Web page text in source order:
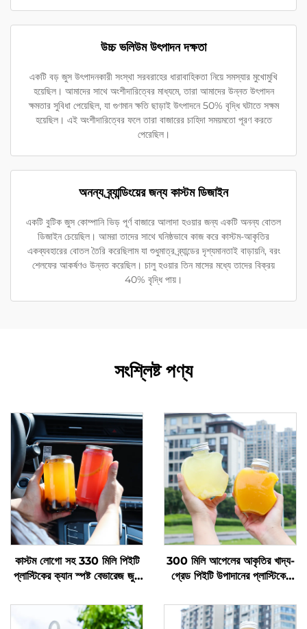
উচ্চ ভলিউম উৎপাদন দক্ষতা
একটি বড় জুস উৎপাদনকারী সংস্থা সরবরাহের ধারাবাহিকতা নিয়ে সমস্যার মুখোমুখি
হয়েছিল। আমাদের সাথে অংশীদারিত্বের মাধ্যমে, তারা আমাদের উন্নত উৎপাদন
ক্ষমতার সুবিধা পেয়েছিল, যা গুণমান ক্ষতি ছাড়াই উৎপাদনে 50% বৃদ্ধি ঘটাতে সক্ষম
হয়েছিল। এই অংশীদারিত্বের ফলে তারা বাজারের চাহিদা সময়মতো পূরণ করতে
পেরেছিল।
অনন্য ব্র্যান্ডিংয়ের জন্য কাস্টম ডিজাইন
একটি বুটিক জুস কোম্পানি ভিড় পূর্ণ বাজারে আলাদা হওয়ার জন্য একটি অনন্য বোতল
ডিজাইন চেয়েছিল। আমরা তাদের সাথে ঘনিষ্ঠভাবে কাজ করে কাস্টম-আকৃতির
একব্যবহারের বোতল তৈরি করেছিলাম যা শুধুমাত্র ব্র্যান্ডের দৃশ্যমানতাই বাড়ায়নি, বরং
শেলফের আকর্ষণও উন্নত করেছিল। চালু হওয়ার তিন মাসের মধ্যে তাদের বিক্রয়
40% বৃদ্ধি পায়।
সংশ্লিষ্ট পণ্য
কাস্টম লোগো সহ 330 মিলি পিইটি
প্লাস্টিকের ক্যান স্পষ্ট বেভারেজ জুস
300 মিলি আপেলের আকৃতির খাদ্য-
গ্রেড পিইটি উপাদানের প্লাস্টিকের
ধারণ করতে পারে, সৃজনশীল ডিজাইন,
শিশুদের পছন্দ